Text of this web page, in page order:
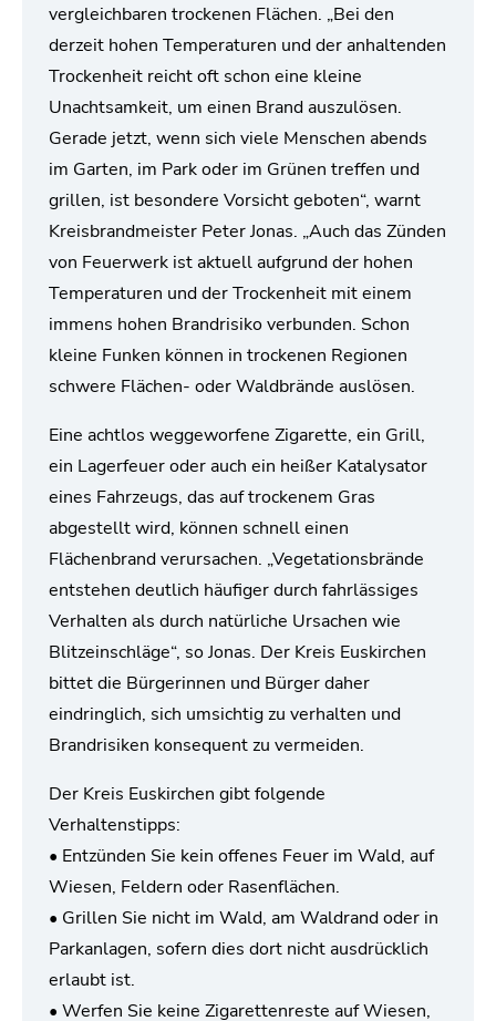
vergleichbaren trockenen Flächen. „Bei den
derzeit hohen Temperaturen und der anhaltenden
Trockenheit reicht oft schon eine kleine
Unachtsamkeit, um einen Brand auszulösen.
Gerade jetzt, wenn sich viele Menschen abends
im Garten, im Park oder im Grünen treffen und
grillen, ist besondere Vorsicht geboten“, warnt
Kreisbrandmeister Peter Jonas. „Auch das Zünden
von Feuerwerk ist aktuell aufgrund der hohen
Temperaturen und der Trockenheit mit einem
immens hohen Brandrisiko verbunden. Schon
kleine Funken können in trockenen Regionen
schwere Flächen- oder Waldbrände auslösen.
Eine achtlos weggeworfene Zigarette, ein Grill,
ein Lagerfeuer oder auch ein heißer Katalysator
eines Fahrzeugs, das auf trockenem Gras
abgestellt wird, können schnell einen
Flächenbrand verursachen. „Vegetationsbrände
entstehen deutlich häufiger durch fahrlässiges
Verhalten als durch natürliche Ursachen wie
Blitzeinschläge“, so Jonas. Der Kreis Euskirchen
bittet die Bürgerinnen und Bürger daher
eindringlich, sich umsichtig zu verhalten und
Brandrisiken konsequent zu vermeiden.
Der Kreis Euskirchen gibt folgende
Verhaltenstipps:
• Entzünden Sie kein offenes Feuer im Wald, auf
Wiesen, Feldern oder Rasenflächen.
• Grillen Sie nicht im Wald, am Waldrand oder in
Parkanlagen, sofern dies dort nicht ausdrücklich
erlaubt ist.
• Werfen Sie keine Zigarettenreste auf Wiesen,